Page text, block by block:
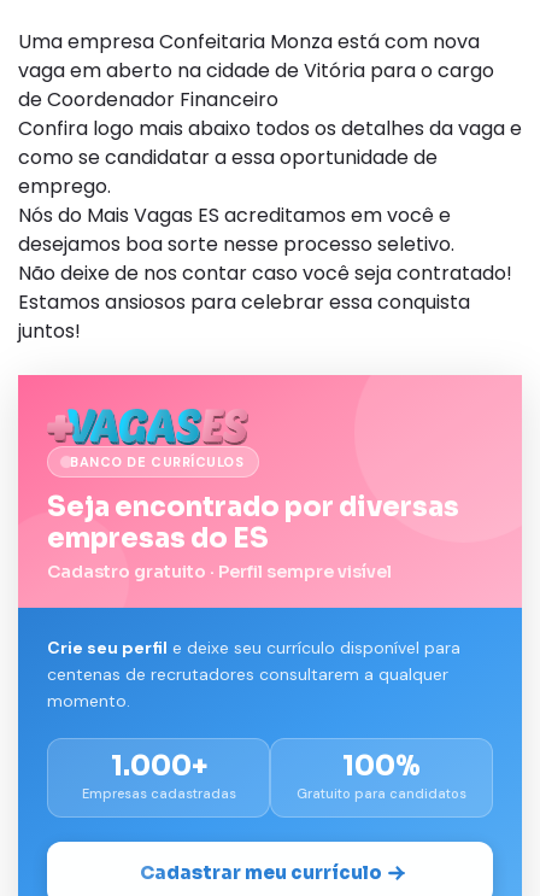
Uma empresa Confeitaria Monza está com nova
vaga em aberto na cidade de Vitória para o cargo
de Coordenador Financeiro
Confira logo mais abaixo todos os detalhes da vaga e
como se candidatar a essa oportunidade de
emprego.
Nós do Mais Vagas ES acreditamos em você e
desejamos boa sorte nesse processo seletivo.
Não deixe de nos contar caso você seja contratado!
Estamos ansiosos para celebrar essa conquista
juntos!
BANCO DE CURRÍCULOS
Seja encontrado por diversas
empresas do ES
Cadastro gratuito · Perfil sempre visível
Crie seu perfil e deixe seu currículo disponível para
centenas de recrutadores consultarem a qualquer
momento.
1.000+
Empresas cadastradas
100%
Gratuito para candidatos
Cadastrar meu currículo